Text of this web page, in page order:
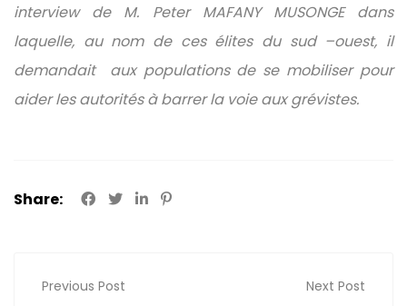
interview de M. Peter MAFANY MUSONGE dans
laquelle, au nom de ces élites du sud –ouest, il
demandait aux populations de se mobiliser pour
aider les autorités à barrer la voie aux grévistes.
Share:
Previous Post Next Post